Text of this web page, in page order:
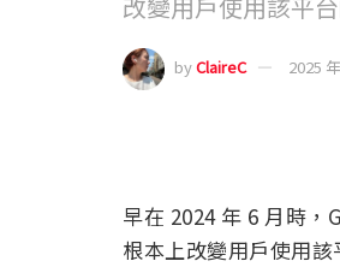
byClaireC 2025
早在 2024 年 6 月時
根本上改變用戶使用